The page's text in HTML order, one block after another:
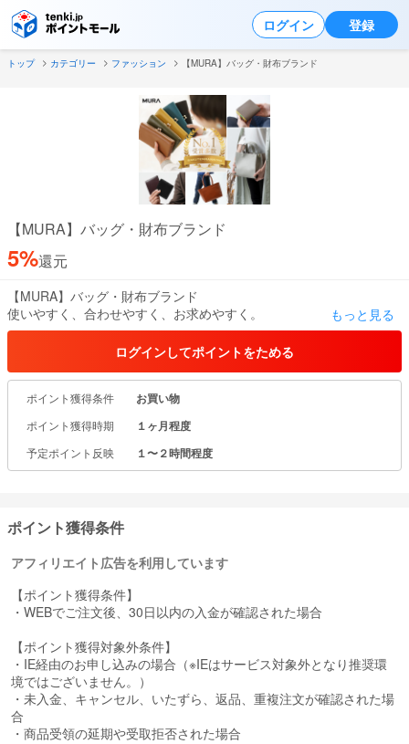
ログイン 登録
トップ カテゴリー ファッション 【MURA】バッグ・財布ブランド
【MURA】バッグ・財布ブランド
5%還元
【MURA】バッグ・財布ブランド
使いやすく、合わせやすく、お求めやすく。
ドラマや雑誌掲載多数！毎日の 暮らしに馴染み、 安心してお使いい
ただけるものづくりをMURAは目 指しています。
もっと見る
ログインしてポイントをためる
ポイント獲得条件 お買い物
ポイント獲得時期 １ヶ月程度
予定ポイント反映 １〜２時間程度
ポイント獲得条件
アフィリエイト広告を利用しています
【ポイント獲得条件】
・WEBでご注文後、30日以内の入金が確認された場合
【ポイント獲得対象外条件】
・IE経由のお申し込みの場合（※IEはサービス対象外となり推奨環
境ではございません。）
・未入金、キャンセル、いたずら、返品、重複注文が確認された場
合
・商品受領の延期や受取拒否された場合